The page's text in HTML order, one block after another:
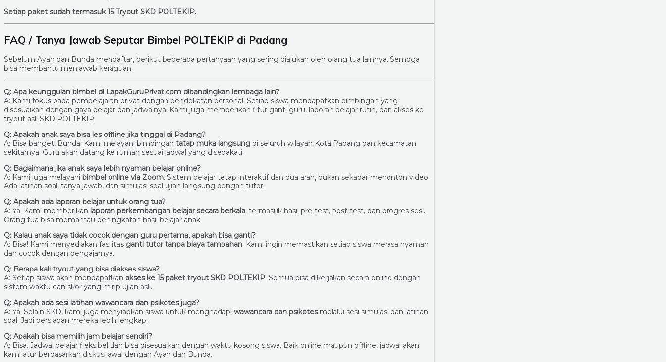
Setiap paket sudah termasuk 15 Tryout SKD POLTEKIP.
FAQ / Tanya Jawab Seputar Bimbel POLTEKIP di Padang
Sebelum Ayah dan Bunda mendaftar, berikut beberapa pertanyaan yang sering diajukan oleh orang tua lainnya. Semoga
bisa membantu menjawab keraguan.
Q: Apa keunggulan bimbel di LapakGuruPrivat.com dibandingkan lembaga lain?
A: Kami fokus pada pembelajaran privat dengan pendekatan personal. Setiap siswa mendapatkan bimbingan yang
disesuaikan dengan gaya belajar dan jadwalnya. Kami juga memberikan fitur ganti guru, laporan belajar rutin, dan akses ke
tryout asli SKD POLTEKIP.
Q: Apakah anak saya bisa les offline jika tinggal di Padang?
A: Bisa banget, Bunda! Kami melayani bimbingan tatap muka langsung di seluruh wilayah Kota Padang dan kecamatan
sekitarnya. Guru akan datang ke rumah sesuai jadwal yang disepakati.
Q: Bagaimana jika anak saya lebih nyaman belajar online?
A: Kami juga melayani bimbel online via Zoom. Sistem belajar tetap interaktif dan dua arah, bukan sekadar menonton video.
Ada latihan soal, tanya jawab, dan simulasi soal ujian langsung dengan tutor.
Q: Apakah ada laporan belajar untuk orang tua?
A: Ya. Kami memberikan laporan perkembangan belajar secara berkala, termasuk hasil pre-test, post-test, dan progres sesi.
Orang tua bisa memantau peningkatan hasil belajar anak.
Q: Kalau anak saya tidak cocok dengan guru pertama, apakah bisa ganti?
A: Bisa! Kami menyediakan fasilitas ganti tutor tanpa biaya tambahan. Kami ingin memastikan setiap siswa merasa nyaman
dan cocok dengan pengajarnya.
Q: Berapa kali tryout yang bisa diakses siswa?
A: Setiap siswa akan mendapatkan akses ke 15 paket tryout SKD POLTEKIP. Semua bisa dikerjakan secara online dengan
sistem waktu dan skor yang mirip ujian asli.
Q: Apakah ada sesi latihan wawancara dan psikotes juga?
A: Ya. Selain SKD, kami juga menyiapkan siswa untuk menghadapi wawancara dan psikotesmelalui sesi simulasi dan latihan
soal. Jadi persiapan mereka lebih lengkap.
Q: Apakah bisa memilih jam belajar sendiri?
A: Bisa. Jadwal belajar fleksibel dan bisa disesuaikan dengan waktu kosong siswa. Baik online maupun offline, jadwal akan
kami atur berdasarkan diskusi awal dengan Ayah dan Bunda.